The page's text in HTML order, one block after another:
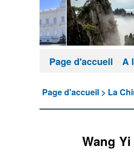
Page d'accueil A
Page d'accueil > La
Wang